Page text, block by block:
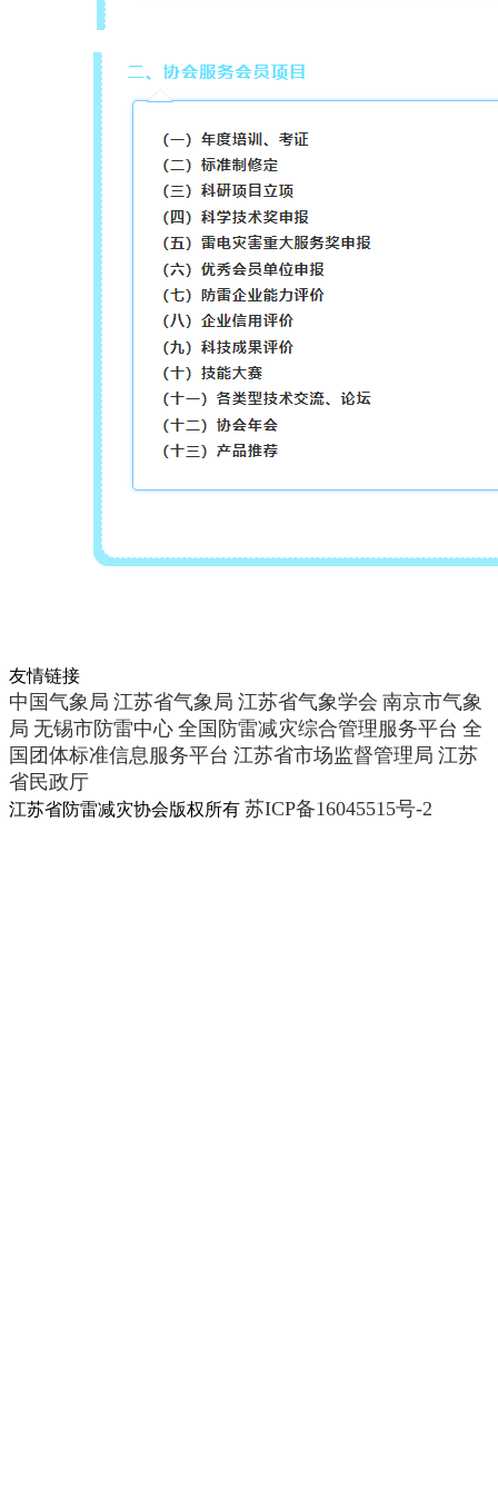
友情链接
中国气象局 江苏省气象局 江苏省气象学会 南京市气象
局 无锡市防雷中心 全国防雷减灾综合管理服务平台 全
国团体标准信息服务平台 江苏省市场监督管理局 江苏
省民政厅
江苏省防雷减灾协会版权所有 苏ICP备16045515号-2